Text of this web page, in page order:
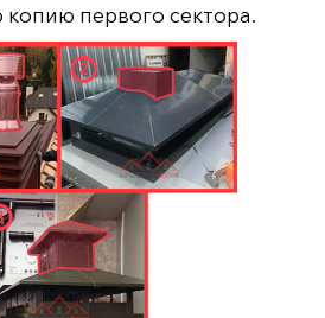
первого сектора.